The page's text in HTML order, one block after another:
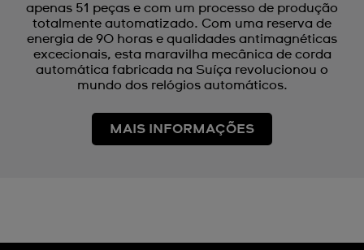
apenas 51 peças e com um processo de produção
totalmente automatizado. Com uma reserva de
energia de 90 horas e qualidades antimagnéticas
excecionais, esta maravilha mecânica de corda
automática fabricada na Suíça revolucionou o
mundo dos relógios automáticos.
MAIS INFORMAÇÕES